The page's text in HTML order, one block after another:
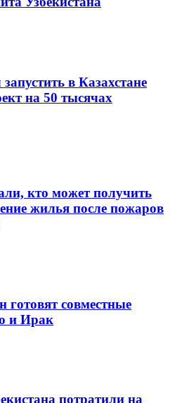
в Казахстане
на 50 тысячах
кто может получить
жилья после пожаров
готовят совместные
и Ирак
потратили на